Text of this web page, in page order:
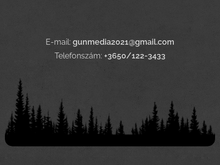
E-mail: gunmedia2021@gmail.com
Telefonszám: +3650/122-3433